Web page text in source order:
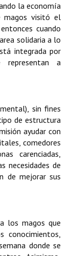
la economía
magos visitó el
cuando
solidaria a lo
integrada por
representan a
sin fines
de estructura
ayudar con
comedores
carenciadas,
necesidades de
de mejorar sus
los magos que
conocimientos,
donde se